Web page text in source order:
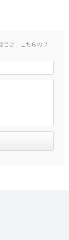
合は、こちらのフ